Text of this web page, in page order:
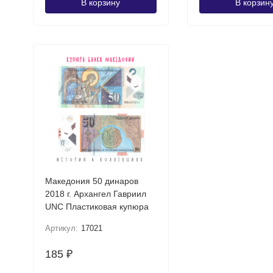
В корзину В
Македония 50 динаров
2018 г. Архангел Гавриил
UNC Пластиковая купюра
Артикул: 17021
185 ₽